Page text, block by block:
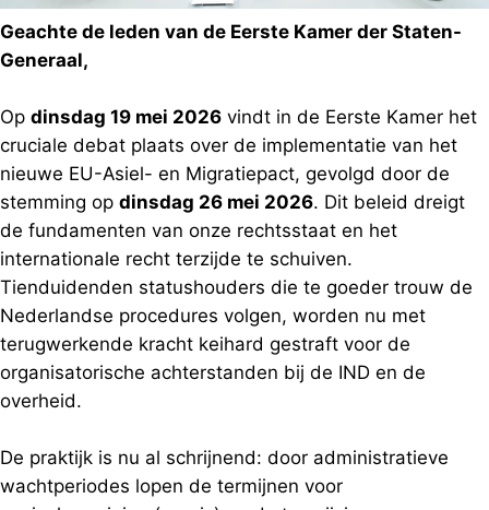
Geachte de leden van de Eerste Kamer der Staten-
Generaal,
Op dinsdag 19 mei 2026 vindt in de Eerste Kamer het
cruciale debat plaats over de implementatie van het
nieuwe EU-Asiel- en Migratiepact, gevolgd door de
stemming op dinsdag 26 mei 2026. Dit beleid dreigt
de fundamenten van onze rechtsstaat en het
internationale recht terzijde te schuiven.
Tienduidenden statushouders die te goeder trouw de
Nederlandse procedures volgen, worden nu met
terugwerkende kracht keihard gestraft voor de
organisatorische achterstanden bij de IND en de
overheid.
De praktijk is nu al schrijnend: door administratieve
wachtperiodes lopen de termijnen voor